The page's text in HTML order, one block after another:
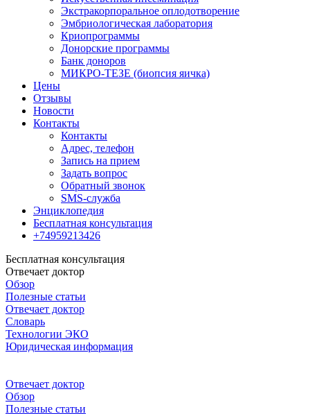
Экстракорпоральное оплодотворение
Эмбриологическая лаборатория
Криопрограммы
Донорские программы
Банк доноров
МИКРО-ТЕЗЕ (биопсия яичка)
Цены
Отзывы
Новости
Контакты
Контакты
Адрес, телефон
Запись на прием
Задать вопрос
Обратный звонок
SMS-служба
Энциклопедия
Бесплатная консультация
+74959213426
Бесплатная консультация
Отвечает доктор
Обзор
Полезные статьи
Отвечает доктор
Словарь
Технологии ЭКО
Юридическая информация
Отвечает доктор
Обзор
Полезные статьи